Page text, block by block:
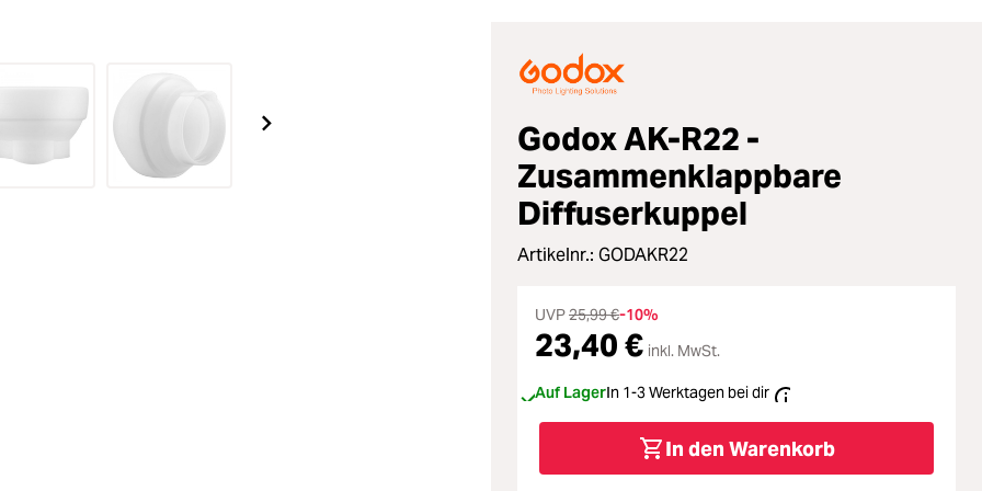
Godox AK-R22 -
Zusammenklappbare
Diffuserkuppel
Artikelnr.: GODAKR22
UVP25,99 €-10%
23,40 € inkl. MwSt.
Auf LagerIn 1-3 Werktagen bei dir
In den Warenkorb